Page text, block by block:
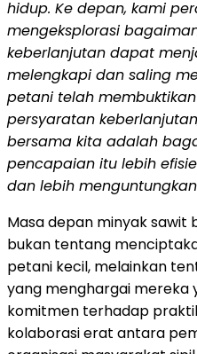
hidup. Ke depan, kami
mengeksplorasi
keberlanjutan dapat
melengkapi dan saling
petani telah
persyaratan
bersama kita adalah
pencapaian itu lebih
dan lebih
Masa depan minyak sawit
bukan tentang
petani kecil, melainkan
yang menghargai mereka
komitmen terhadap
kolaborasi erat antara